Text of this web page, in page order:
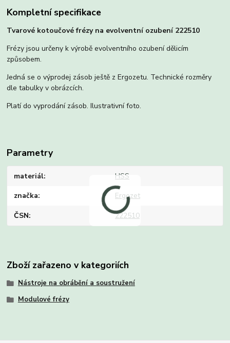
Kompletní specifikace
Tvarové kotoučové frézy na evolventní ozubení 222510
Frézy jsou určeny k výrobě evolventního ozubení dělicím
způsobem.
Jedná se o výprodej zásob ještě z Ergozetu. Technické rozměry
dle tabulky v obrázcích.
Platí do vyprodání zásob. Ilustrativní foto.
Parametry
materiál HSS
značka Ergozet
ČSN 222510
Zboží zařazeno v kategoriích
Nástroje na obrábění a soustružení
Modulové frézy